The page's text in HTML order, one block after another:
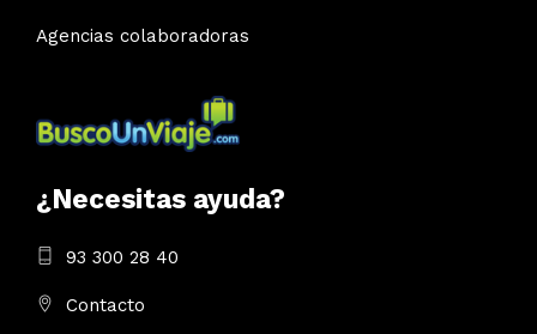
Agencias colaboradoras
¿Necesitas ayuda?
93 300 28 40
Contacto